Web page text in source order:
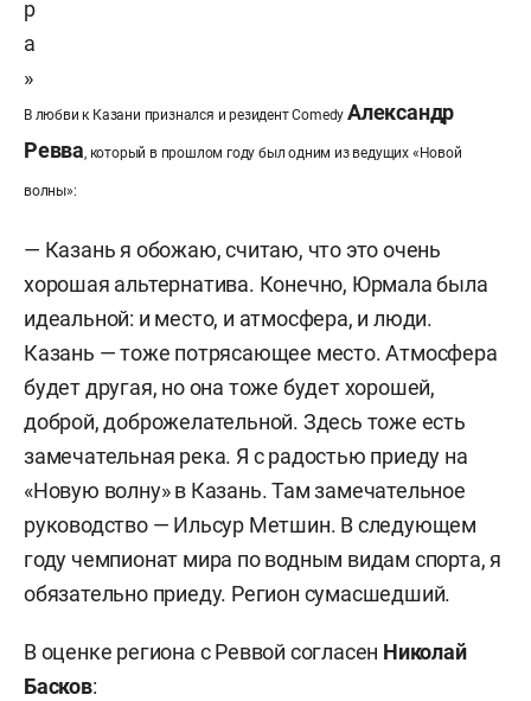
р
а
»
В любви к Казани признался и резидент Comedy Александр
Ревва, который в прошлом году был одним из ведущих «Новой
волны»:
— Казань я обожаю, считаю, что это очень
хорошая альтернатива. Конечно, Юрмала была
идеальной: и место, и атмосфера, и люди.
Казань — тоже потрясающее место. Атмосфера
будет другая, но она тоже будет хорошей,
доброй, доброжелательной. Здесь тоже есть
замечательная река. Я с радостью приеду на
«Новую волну» в Казань. Там замечательное
руководство — Ильсур Метшин. В следующем
году чемпионат мира по водным видам спорта, я
обязательно приеду. Регион сумасшедший.
В оценке региона с Реввой согласен Николай
Басков: